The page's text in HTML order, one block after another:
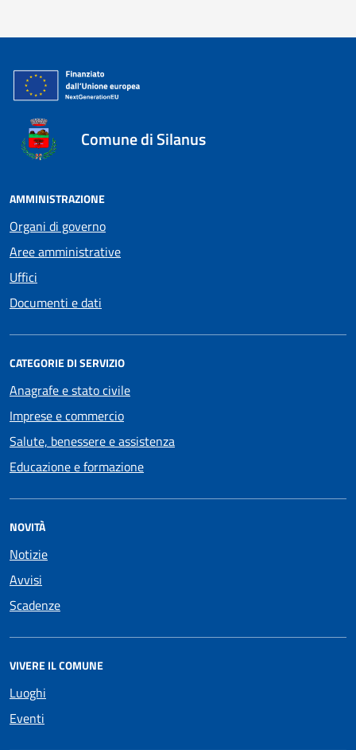
Comune di Silanus
AMMINISTRAZIONE
Organi di governo
Aree amministrative
Uffici
Documenti e dati
CATEGORIE DI SERVIZIO
Anagrafe e stato civile
Imprese e commercio
Salute, benessere e assistenza
Educazione e formazione
NOVITÀ
Notizie
Avvisi
Scadenze
VIVERE IL COMUNE
Luoghi
Eventi